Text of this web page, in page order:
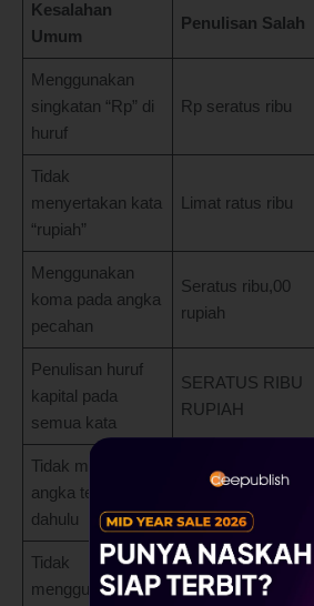
Kesalahan
Umum
Penulisan Salah
Menggunakan
singkatan “Rp” di
huruf
Rp seratus ribu
Tidak
menyertakan kata
“rupiah”
Limat ratus ribu
Menggunakan
koma pada angka
pecahan
Seratus ribu,00
rupiah
Penulisan huruf
kapital pada
semua kata
SERATUS RIBU
RUPIAH
Tidak menulis
angka terlebih
dahulu
Seratus ribu
rupiah tanpa Rp
100.000
Tidak
menggunakan